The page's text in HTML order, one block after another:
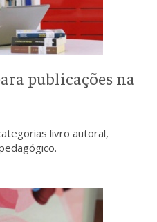
publicações na
livro autoral,